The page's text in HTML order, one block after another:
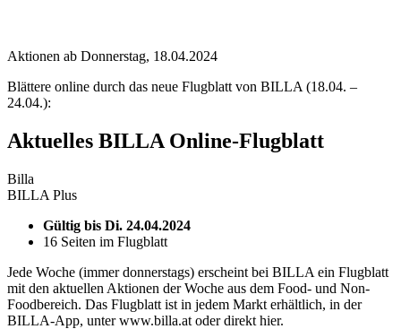
Aktionen ab Donnerstag, 18.04.2024
Blättere online durch das neue Flugblatt von BILLA (18.04. –
24.04.):
Aktuelles BILLA Online-Flugblatt
Billa
BILLA Plus
Gültig bis Di. 24.04.2024
16 Seiten im Flugblatt
Jede Woche (immer donnerstags) erscheint bei BILLA ein Flugblatt
mit den aktuellen Aktionen der Woche aus dem Food- und Non-
Foodbereich. Das Flugblatt ist in jedem Markt erhältlich, in der
BILLA-App, unter www.billa.at oder direkt hier.